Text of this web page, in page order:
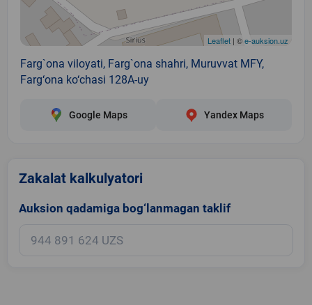
Leaflet | ©e-auksion.uz
Farg`ona viloyati, Farg`ona shahri, Muruvvat MFY,
Farg‘ona ko‘chasi 128A-uy
Google Maps Yandex Maps
Zakalat kalkulyatori
Auksion qadamiga bog‘lanmagan taklif